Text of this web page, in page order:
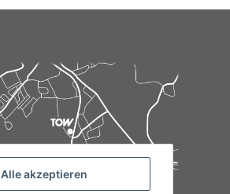
Alle akzeptieren